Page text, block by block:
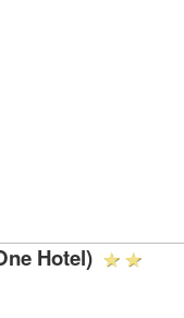
Hotel)